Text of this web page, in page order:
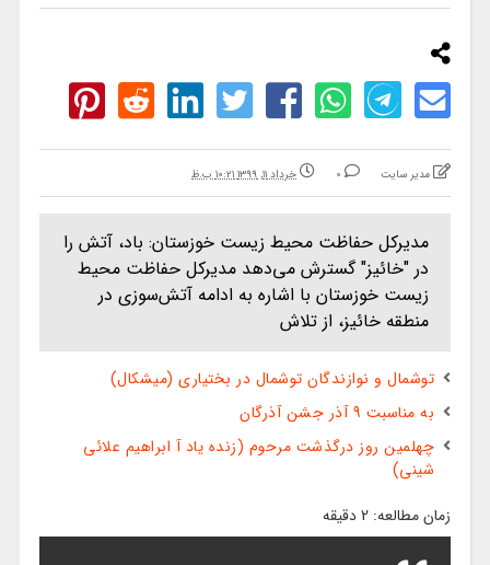
مدیر سایت 0 خرداد ۱۱, ۱۳۹۹ ۱۰:۲۱ ب.ظ
مدیرکل حفاظت محیط زیست خوزستان: باد، آتش را
در "خائیز" گسترش می‌دهد مدیرکل حفاظت محیط
زیست خوزستان با اشاره به ادامه آتش‌سوزی در
منطقه خائیز، از تلاش
توشمال و نوازندگان توشمال در بختیاری (میشکال)
به مناسبت 9 آذر جشن آذرگان
چهلمین روز درگذشت مرحوم (زنده یاد آ ابراهیم علائی
شینی)
زمان مطالعه: 2 دقیقه